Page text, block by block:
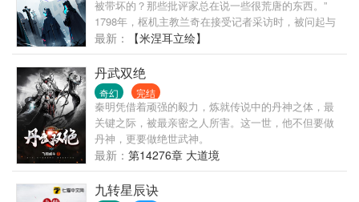
男人！ 战神王爷挑着英气的眉邪笑：“爱妃，乖乖躺
下，本王用这支大针疼你！”
被带坏的？那些批评家总在说一些很荒唐的东西。”
1798年，枢机主教兰奇在接受记者采访时，被问起与
那位流亡的魔族末裔公主的过往，以及近期魔族复苏
的迹象，他表示： “我为扞卫世界和平做出了太多努
力，我很确信，魔族在她的带领下绝无复国可能。”
…… 1802年冬天，魔族复国成功。 【请根据以上材
料，指出导致魔族复国的主要战犯是谁，并说明为什
么是兰奇。（10分）】 ——选自《帝国历史统考经典
考题集》
最新： 【米涅耳立绘】
丹武双绝
奇幻 完结
秦明凭借着顽强的毅力，炼就传说中的丹神之体，最
关键之际，被最亲密之人所害。这一世，他不但要做
丹神，更要做绝世武神。
最新： 第14276章 大道境
九转星辰诀